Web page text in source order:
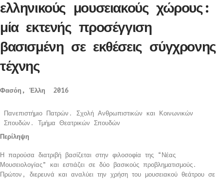
ελληνικούς μουσειακούς χώρους:
μία εκτενής προσέγγιση
βασισμένη σε εκθέσεις σύγχρονης
τέχνης
Φασόη, Έλλη 2016
Πανεπιστήμιο Πατρών. Σχολή Ανθρωπιστικών και Κοινωνικών
Σπουδών. Τμήμα Θεατρικών Σπουδών
Περίληψη
Η παρούσα διατριβή βασίζεται στην φιλοσοφία της “Νέας
Μουσειολογίας” και εστιάζει σε δύο βασικούς προβληματισμούς.
Πρώτον, διερευνά και αναλύει την χρήση του μουσειακού θεάτρου σε